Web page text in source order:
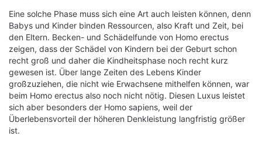
Eine solche Phase muss sich eine Art auch leisten können, denn
Babys und Kinder binden Ressourcen, also Kraft und Zeit, bei
den Eltern. Becken- und Schädelfunde von Homo erectus
zeigen, dass der Schädel von Kindern bei der Geburt schon
recht groß und daher die Kindheitsphase noch recht kurz
gewesen ist. Über lange Zeiten des Lebens Kinder
großzuziehen, die nicht wie Erwachsene mithelfen können, war
beim Homo erectus also noch nicht nötig. Diesen Luxus leistet
sich aber besonders der Homo sapiens, weil der
Überlebensvorteil der höheren Denkleistung langfristig größer
ist.